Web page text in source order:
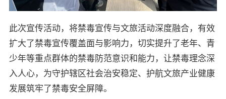
此次宣传活动，将禁毒宣传与文旅活动深度融合，有效
扩大了禁毒宣传覆盖面与影响力，切实提升了老年、青
少年等重点群体的禁毒防范意识和能力，让禁毒理念深
入人心，为守护辖区社会治安稳定、护航文旅产业健康
发展筑牢了禁毒安全屏障。